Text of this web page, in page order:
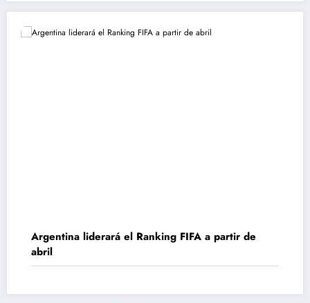
Argentina liderará el Ranking FIFA a partir de
abril